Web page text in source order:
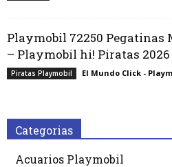
Playmobil 72250 Pegatinas
– Playmobil hi! Piratas 2026
Piratas Playmobil El Mundo Click -
Categorias
Acuarios Playmobil